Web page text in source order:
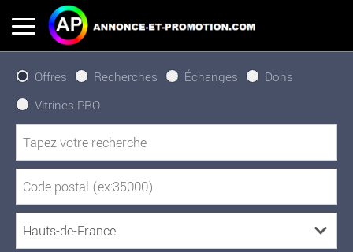
Offres Recherches Échanges
Dons
Vitrines PRO